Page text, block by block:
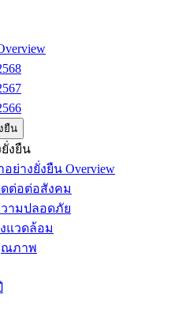
ยืน
งยืน
ย่างยั่งยืน Overview
ต่อต่อสังคม
ามปลอดภัย
แวดล้อม
ณภาพ